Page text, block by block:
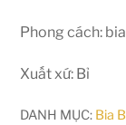
Phong cách:
Xuất xứ: Bỉ
DANH MỤC: Bia